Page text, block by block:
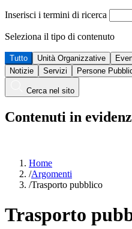
Inserisci i termini di ricerca
Seleziona il tipo di contenuto
Tutto Unità Organizzative
Notizie
Servizi Persone
Cerca nel sito
Contenuti in
Home
/Argomenti
/Trasporto pubblico
Trasporto